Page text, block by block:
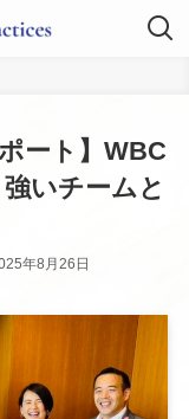
ート】WBC
いチームと
年8月26日